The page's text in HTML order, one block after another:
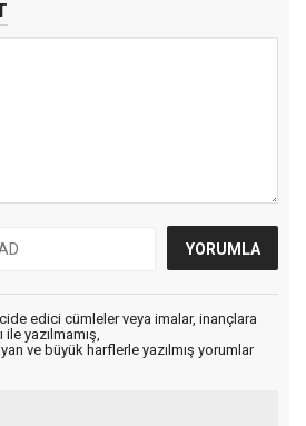
edici cümleler veya imalar, inançlara
ile yazılmamış,
ve büyük harflerle yazılmış yorumlar